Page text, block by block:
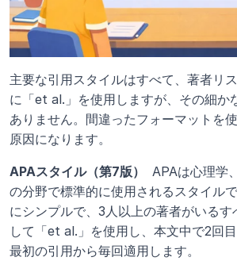
主要な引用スタイルはすべて、著者リ
に「et al.」を使用しますが、その細か
ありません。間違ったフォーマットを
原因になります。
APAスタイル（第7版）
APAは心理学
の分野で標準的に使用されるスタイル
にシンプルで、3人以上の著者がいる
して「et al.」を使用し、本文中で2回目
最初の引用から毎回適用します。